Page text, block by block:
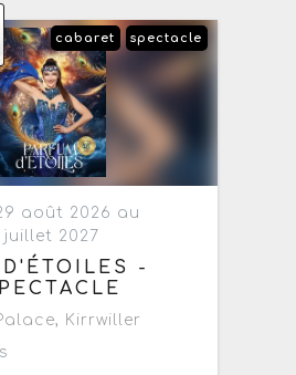
spectacle
cabaret
août 2026 au
2027
-
, Kirrwiller